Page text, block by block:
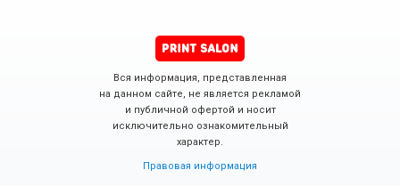
Вся информация, представленная
на данном сайте, не является рекламой
и публичной офертой и носит
исключительно ознакомительный
характер.
Правовая информация